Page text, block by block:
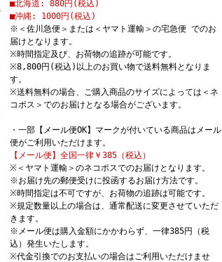
■北海道: 880円(税込)
■沖縄: 1000円(税込)
※＜佐川急便＞または＜ヤマト運輸＞の宅急便 でのお
届けとなります。
※時間指定及び、お荷物の追跡が可能です。
※8,800円(税込)以上のお買い物で送料無料となりま
す。
※送料無料の場合、ご購入商品のサイズによっては＜ネ
コポス＞でのお届けとなる場合がございます。
・一部【メール便OK】マークが付いている商品はメール
便がご利用いただけます。
【メール便】全国一律￥385（税込）
※＜ヤマト運輸＞のネコポスでのお届けとなります。
※お届け先の郵便受けに投函するお届け方法です。
※時間指定は不可ですが、お荷物の追跡は可能です。
※規定数量以上の場合は、通常配送に変更させていただ
きます。
※メール便は購入金額にかかわらず、一律385円（税
込）発生いたします。
※代金引換でのお支払いの場合はご利用いただけませ